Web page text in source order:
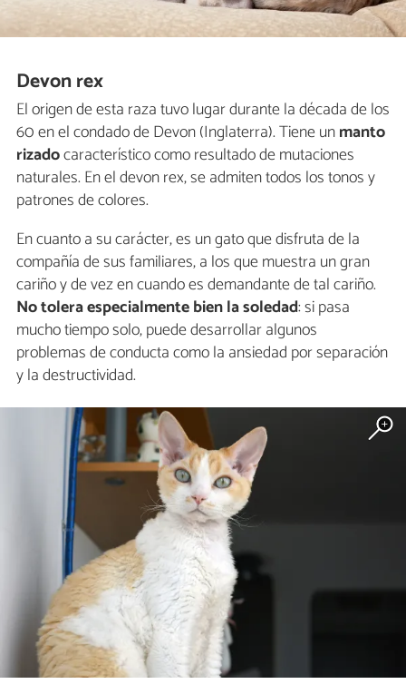
Devon rex
El origen de esta raza tuvo lugar durante la década de los
60 en el condado de Devon (Inglaterra). Tiene unmanto
rizadocaracterístico como resultado de mutaciones
naturales. En el devon rex, se admiten todos los tonos y
patrones de colores.
En cuanto a su carácter, es un gato que disfruta de la
compañía de sus familiares, a los que muestra un gran
cariño y de vez en cuando es demandante de tal cariño.
No tolera especialmente bien la soledad: si pasa
mucho tiempo solo, puede desarrollar algunos
problemas de conducta como la ansiedad por separación
y la destructividad.